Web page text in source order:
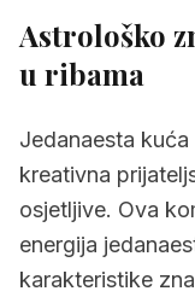
2. Povezane
Astrološko
u ribama
Jedanaesta
kreativna
osjetljive. Ova
energija
karakteristike